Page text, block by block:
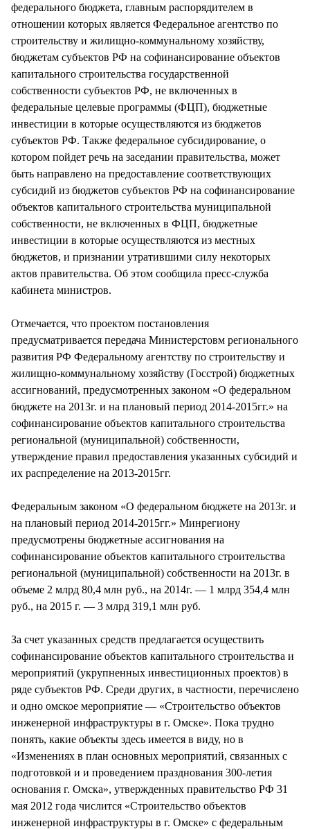
федерального бюджета, главным распорядителем в
отношении которых является Федеральное агентство по
строительству и жилищно-коммунальному хозяйству,
бюджетам субъектов РФ на софинансирование объектов
капитального строительства государственной
собственности субъектов РФ, не включенных в
федеральные целевые программы (ФЦП), бюджетные
инвестиции в которые осуществляются из бюджетов
субъектов РФ. Также федеральное субсидирование, о
котором пойдет речь на заседании правительства, может
быть направлено на предоставление соответствующих
субсидий из бюджетов субъектов РФ на софинансирование
объектов капитального строительства муниципальной
собственности, не включенных в ФЦП, бюджетные
инвестиции в которые осуществляются из местных
бюджетов, и признании утратившими силу некоторых
актов правительства. Об этом сообщила пресс-служба
кабинета министров.
Отмечается, что проектом постановления
предусматривается передача Министерстовм регионального
развития РФ Федеральному агентству по строительству и
жилищно-коммунальному хозяйству (Госстрой) бюджетных
ассигнований, предусмотренных законом «О федеральном
бюджете на 2013г. и на плановый период 2014-2015гг.» на
софинансирование объектов капитального строительства
региональной (муниципальной) собственности,
утверждение правил предоставления указанных субсидий и
их распределение на 2013-2015гг.
Федеральным законом «О федеральном бюджете на 2013г. и
на плановый период 2014-2015гг.» Минрегиону
предусмотрены бюджетные ассигнования на
софинансирование объектов капитального строительства
региональной (муниципальной) собственности на 2013г. в
объеме 2 млрд 80,4 млн руб., на 2014г. — 1 млрд 354,4 млн
руб., на 2015 г. — 3 млрд 319,1 млн руб.
За счет указанных средств предлагается осуществить
софинансирование объектов капитального строительства и
мероприятий (укрупненных инвестиционных проектов) в
ряде субъектов РФ. Среди других, в частности, перечислено
и одно омское мероприятие — «Строительство объектов
инженерной инфраструктуры в г. Омске». Пока трудно
понять, какие объекты здесь имеется в виду, но в
«Изменениях в план основных мероприятий, связанных с
подготовкой и и проведением празднования 300-летия
основания г. Омска», утвержденных правительство РФ 31
мая 2012 года числится «Строительство объектов
инженерной инфраструктуры в г. Омске» с федеральным